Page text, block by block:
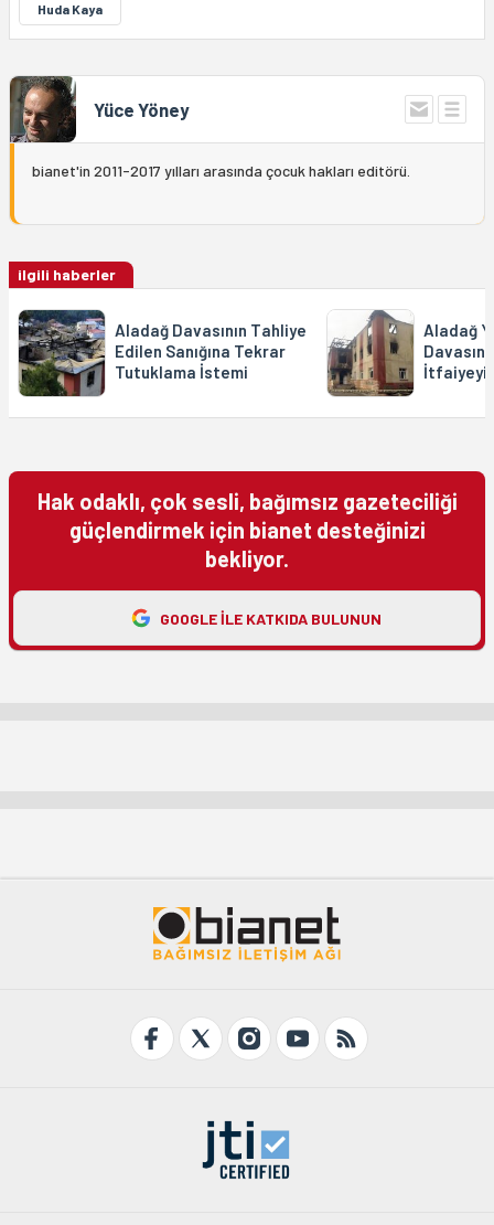
Huda Kaya
Yüce Yöney
bianet'in 2011-2017 yılları arasında çocuk hakları editörü.
ilgili haberler
Aladağ Davasının Tahliye
Edilen Sanığına Tekrar
Tutuklama İstemi
Aladağ
İtfaiyeyi
Hak odaklı, çok sesli, bağımsız gazeteciliği
güçlendirmek için bianet desteğinizi
bekliyor.
GOOGLE ILE KATKIDA BULUNUN